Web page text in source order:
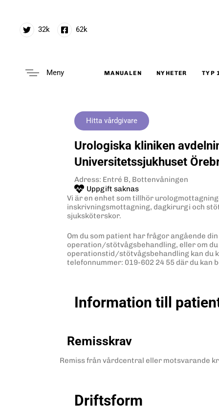
32k 62k
Meny MANUALEN NYHETER TYP
Hitta vårdgivare
Urologiska kliniken
Universitetssjukhuset
Adress: Entré B, Bottenvåningen
Uppgift saknas
Vi är en enhet som tillhör
inskrivningsmottagning, dagkirurgi och
sjuksköterskor.
Om du som patient har frågor angående
operation/stötvågsbehandling, eller om du
operationstid/stötvågsbehandling kan du
telefonnummer: 019-602 24 55 där du kan
Information till
Remisskrav
Remiss från vårdcentral eller motsvarande
Driftsform